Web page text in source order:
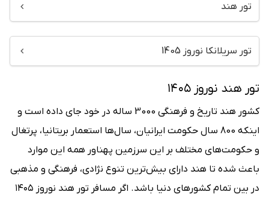
تور هند
تور سریلانکا نوروز 1405
تور هند نوروز ۱۴۰۵
کشور هند تاریخ و فرهنگی 3000 ساله در خود جای داده است و
اینکه 800 سال حکومت ایرانیان، سال‌ها استعمار بریتانیا، پرتغال
و حکومت‌های مختلف بر این سرزمین پهناور همه این موارد
باعث شده تا هند دارای بیش‌ترین تنوع نژادی، فرهنگی و مذهبی
در بین تمام کشورهای دنیا باشد. اگر مسافر تور هند نوروز ۱۴۰۵